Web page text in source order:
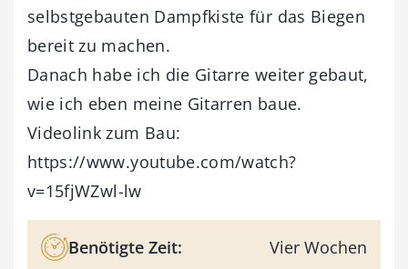
selbstgebauten Dampfkiste für das Biegen
bereit zu machen.
Danach habe ich die Gitarre weiter gebaut,
wie ich eben meine Gitarren baue.
Videolink zum Bau:
https://www.youtube.com/watch?
v=15fjWZwl-lw
Benötigte Zeit: Vier Wochen